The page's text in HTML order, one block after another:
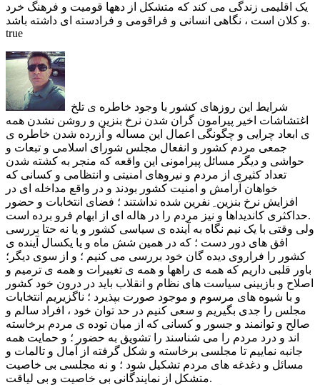
یک اقلیمی زندگی می کند که متشکل از دهها قومیت و فرهنگ خرد
و کلان است ، نگاهی انسانی و فراقومی و فرادسته ای داشته باشد.
true
اغتشاشات اخیر پیرامون گران شدن نرخ بنزین و روشن نشدن همه
ی ابعاد چرایی و چگونگی اعمال این مساله و آزرده شدن خاطره ی
جمعی مردم کشور و انفعال مجلس شورای اسلامی و تبعات و
حواشی و دیگر مسائل پیرامونی این واقعه که منجر به کشته شدن
تعداد کثیری از مردم و نیروهای امنیتی و انتظامی و کسانی که
خواهان آرامش و امنیت کشور بودند و در واقع مداخله ای در
افزایش نرخ بنزین ِ نفرین شده نداشتند ؛ فضای انتخابات و حضور
حداکثری کاندیداها و نیز مردم را در هاله ای از ابهام فرو برده است.
ولی وقتی با یک نیم نگاه به آینده ی سیاسی کشور و یا نه حتا بررسی
افق های دور دست ؛ که در همین شش ماه و یا یکسال آینده ی
کشور را فراروی دیده گان خود بررسی می کنیم ؛ و از سوی دیگر؛
باور قلبی داریم که همه ی راهها و همه ی تغییرات و همه ی ترمیم و
اصلاح و بازبینی سیاست های نظام و انقلاب باید در درون خود کشور
و با شیوه های مرسوم و موجود صورت بپذیرد ؛ ناگزیریم انتخابات
مجلس را جدی بگیریم و سعی کنیم در حد توان خود ، افراد سالم و
صالح و توانمند و جسور و کسانی که از میان توده ی مردم برخاسته
اند و درد مردم را می شناسند را تشویق به حضور ؛ و حمایت همه
جانبه نماییم تا مجلسی برخاسته و شکل گرفته از آمال و تالمات و
مسائل و دغدغه های مردم تشکیل شود ؛ و نه مجلسی بی خاصیت
متشکل از نمایندگانی بی خاصیت و بی لیاقت.